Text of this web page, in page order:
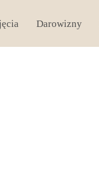
Darowizny